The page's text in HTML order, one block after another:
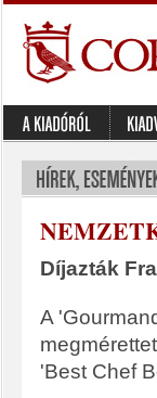
Díjazták
A
'Best Chef